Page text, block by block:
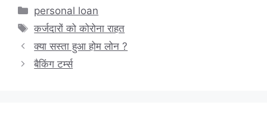
Categories
personal loan
Tags
कर्जदारों को कोरोना राहत
क्या सस्ता हुआ होम लोन ?
बैकिंग टर्म्स